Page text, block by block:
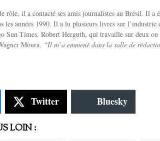
rôle, il a contacté ses amis journalistes au Brésil. Il a
les années 1990. Il a lu plusieurs livres sur
Sun-Times, Robert Herguth, qui travaille sur deux ou
Moura. “Il m’a emmené dans la salle de
Twitter Bluesky
LOIN :